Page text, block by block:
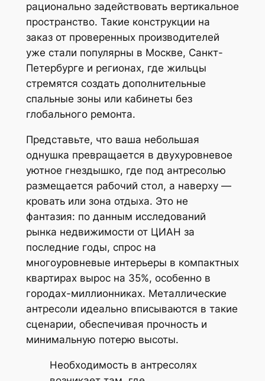
рационально задействовать вертикальное
пространство. Такие конструкции на
заказ от проверенных производителей
уже стали популярны в Москве, Санкт-
Петербурге и регионах, где жильцы
стремятся создать дополнительные
спальные зоны или кабинеты без
глобального ремонта.
Представьте, что ваша небольшая
однушка превращается в двухуровневое
уютное гнездышко, где под антресолью
размещается рабочий стол, а наверху —
кровать или зона отдыха. Это не
фантазия: по данным исследований
рынка недвижимости от ЦИАН за
последние годы, спрос на
многоуровневые интерьеры в компактных
квартирах вырос на 35%, особенно в
городах-миллионниках. Металлические
антресоли идеально вписываются в такие
сценарии, обеспечивая прочность и
минимальную потерю высоты.
Необходимость в антресолях